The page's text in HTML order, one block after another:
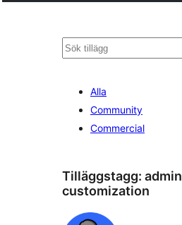
Sök
Alla
Community
Commercial
Tilläggstagg: admin
customization